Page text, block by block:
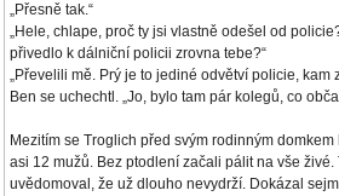
„Přesně tak.“
„Hele, chlape, proč ty jsi vlastně odešel od
přivedlo k dálniční policii zrovna tebe?“
„Převelili mě. Prý je to jediné odvětví policie,
Ben se uchechtl. „Jo, bylo tam pár kolegů, co
Mezitím se Troglich před svým rodinným
asi 12 mužů. Bez ptodlení začali pálit na vše
uvědomoval, že už dlouho nevydrží. Dokázal